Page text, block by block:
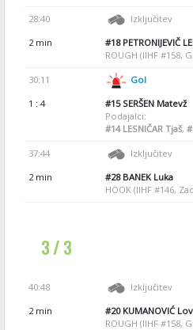
28:40 Izključitev
2 min
#18PETRONIJEVIČ
ROUGH (IIHF #158,
30:11 Gol
1 : 4
#15SERŠEN Matevž
Podajalci:
#14LESNIČAR Tjaš,
37:44 Izključitev
2 min
#28BANEK Luka
HOOK (IIHF #146,
3 / 3
40:48 Izključitev
2 min
#20KUMANOVIĆ
ROUGH (IIHF #158,